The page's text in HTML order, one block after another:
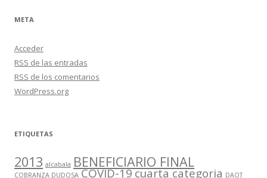
META
Acceder
RSS de las entradas
RSS de los comentarios
WordPress.org
ETIQUETAS
2013 alcabala BENEFICIARIO FINAL
COBRANZA DUDOSA COVID-19cuarta categoria DAOT